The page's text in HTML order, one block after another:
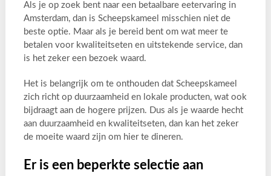
Als je op zoek bent naar een betaalbare eetervaring in
Amsterdam, dan is Scheepskameel misschien niet de
beste optie. Maar als je bereid bent om wat meer te
betalen voor kwaliteitseten en uitstekende service, dan
is het zeker een bezoek waard.
Het is belangrijk om te onthouden dat Scheepskameel
zich richt op duurzaamheid en lokale producten, wat ook
bijdraagt aan de hogere prijzen. Dus als je waarde hecht
aan duurzaamheid en kwaliteitseten, dan kan het zeker
de moeite waard zijn om hier te dineren.
Er is een beperkte selectie aan